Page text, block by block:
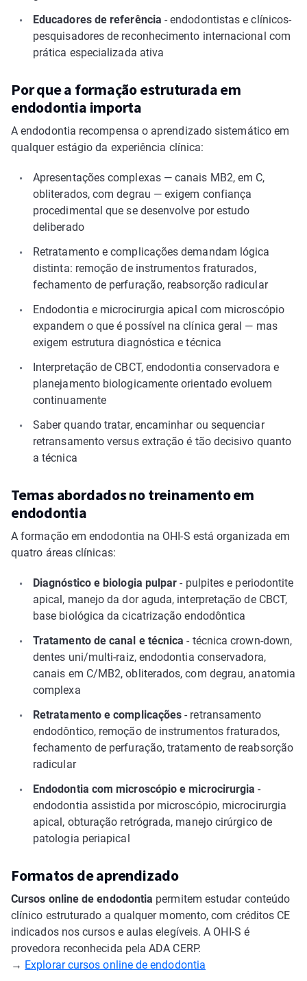
Educadores de referência - endodontistas e clínicos-
pesquisadores de reconhecimento internacional com
prática especializada ativa
Por que a formação estruturada em
endodontia importa
A endodontia recompensa o aprendizado sistemático em
qualquer estágio da experiência clínica:
Apresentações complexas — canais MB2, em C,
obliterados, com degrau — exigem confiança
procedimental que se desenvolve por estudo
deliberado
Retratamento e complicações demandam lógica
distinta: remoção de instrumentos fraturados,
fechamento de perfuração, reabsorção radicular
Endodontia e microcirurgia apical com microscópio
expandem o que é possível na clínica geral — mas
exigem estrutura diagnóstica e técnica
Interpretação de CBCT, endodontia conservadora e
planejamento biologicamente orientado evoluem
continuamente
Saber quando tratar, encaminhar ou sequenciar
retransamento versus extração é tão decisivo quanto
a técnica
Temas abordados no treinamento em
endodontia
A formação em endodontia na OHI-S está organizada em
quatro áreas clínicas:
Diagnóstico e biologia pulpar - pulpites e periodontite
apical, manejo da dor aguda, interpretação de CBCT,
base biológica da cicatrização endodôntica
Tratamento de canal e técnica - técnica crown-down,
dentes uni/multi-raiz, endodontia conservadora,
canais em C/MB2, obliterados, com degrau, anatomia
complexa
Retratamento e complicações - retransamento
endodôntico, remoção de instrumentos fraturados,
fechamento de perfuração, tratamento de reabsorção
radicular
Endodontia com microscópio e microcirurgia -
endodontia assistida por microscópio, microcirurgia
apical, obturação retrógrada, manejo cirúrgico de
patologia periapical
Formatos de aprendizado
Cursos online de endodontia permitem estudar conteúdo
clínico estruturado a qualquer momento, com créditos CE
indicados nos cursos e aulas elegíveis. A OHI-S é
provedora reconhecida pela ADA CERP.
→ Explorar cursos online de endodontia